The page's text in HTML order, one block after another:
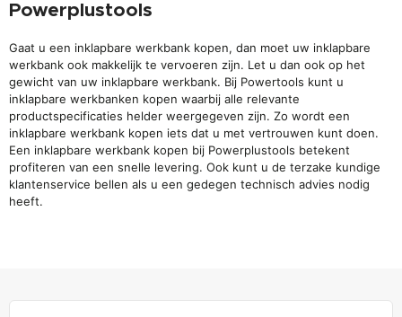
Powerplustools
Gaat u een inklapbare werkbank kopen, dan moet uw inklapbare
werkbank ook makkelijk te vervoeren zijn. Let u dan ook op het
gewicht van uw inklapbare werkbank. Bij Powertools kunt u
inklapbare werkbanken kopen waarbij alle relevante
productspecificaties helder weergegeven zijn. Zo wordt een
inklapbare werkbank kopen iets dat u met vertrouwen kunt doen.
Een inklapbare werkbank kopen bij Powerplustools betekent
profiteren van een snelle levering. Ook kunt u de terzake kundige
klantenservice bellen als u een gedegen technisch advies nodig
heeft.